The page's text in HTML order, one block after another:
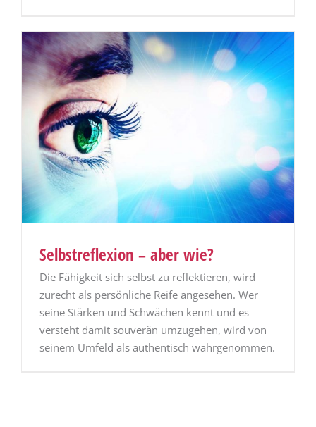
Selbstreflexion – aber wie?
Die Fähigkeit sich selbst zu reflektieren, wird
zurecht als persönliche Reife angesehen. Wer
seine Stärken und Schwächen kennt und es
versteht damit souverän umzugehen, wird von
seinem Umfeld als authentisch wahrgenommen.